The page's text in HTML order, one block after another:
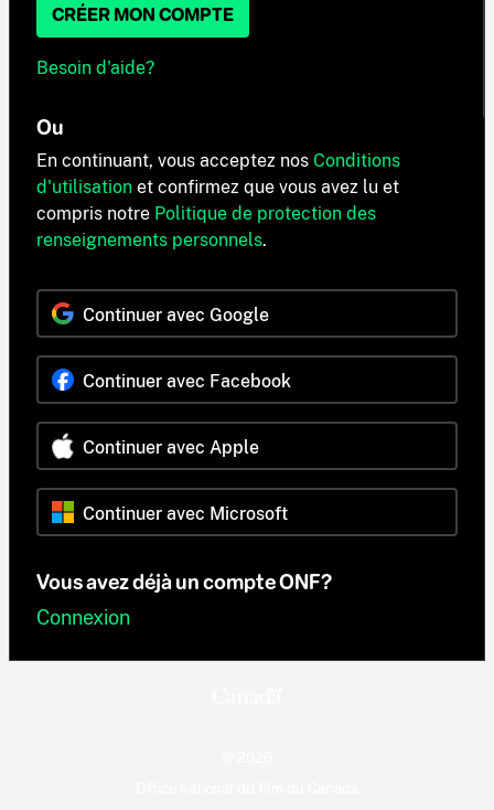
CRÉER MON COMPTE
Besoin d'aide?
Ou
En continuant, vous acceptez nos Conditions
d'utilisation et confirmez que vous avez lu et
compris notre Politique de protection des
renseignements personnels.
Continuer avec Google
Continuer avec Facebook
Continuer avec Apple
Continuer avec Microsoft
Vous avez déjà un compte ONF?
Connexion